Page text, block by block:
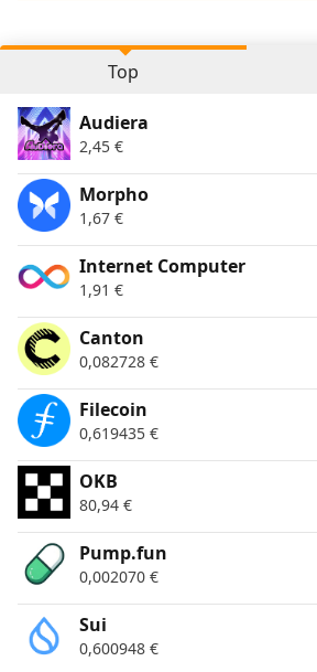
Top
Audiera
2,45 €
Morpho
1,67 €
Internet Computer
1,91 €
Canton
0,082728 €
Filecoin
0,619435 €
OKB
80,94 €
Pump.fun
0,002070 €
Sui
0,600948 €